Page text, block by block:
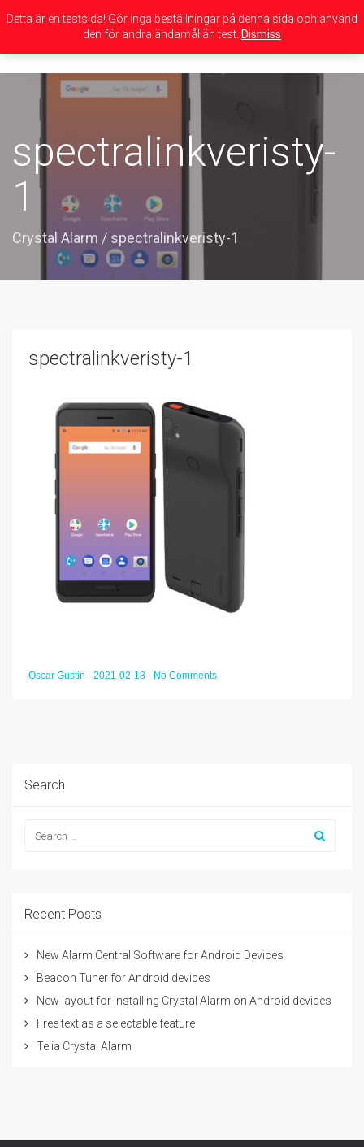
navigation
spectralinkveristy-
1
Crystal Alarm / spectralinkveristy-1
spectralinkveristy-1
Oscar Gustin - 2021-02-18 - No Comments
Search
Recent Posts
New Alarm Central Software for Android Devices
Beacon Tuner for Android devices
New layout for installing Crystal Alarm on Android devices
Free text as a selectable feature
Telia Crystal Alarm
Detta är en testsida! Gör inga beställningar på denna sida och använd
den för andra ändamål än test. Dismiss